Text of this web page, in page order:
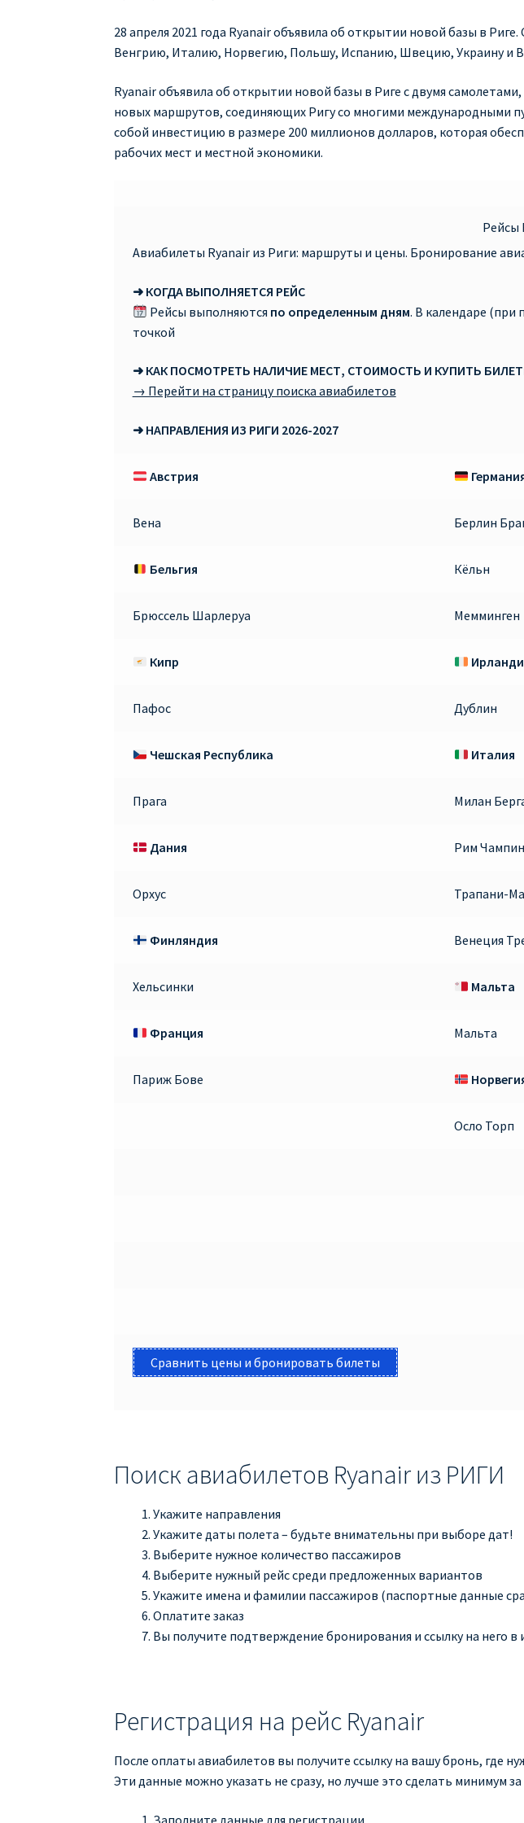
28 апреля 2021 года Ryanair объявила об открытии новой базы в
Венгрию, Италию, Норвегию, Польшу, Испанию, Швецию, Украину и
Ryanair объявила об открытии новой базы в Риге с двумя
новых маршрутов, соединяющих Ригу со многими международными
собой инвестицию в размере 200 миллионов долларов, которая
рабочих мест и местной экономики.
Рейсы
Авиабилеты Ryanair из Риги: маршруты и цены. Бронирование
➜ КОГДА ВЫПОЛНЯЕТСЯ РЕЙС
Рейсы выполняются по определенным дням. В календаре (при
точкой
➜ КАК ПОСМОТРЕТЬ НАЛИЧИЕ МЕСТ, СТОИМОСТЬ И КУПИТЬ
→ Перейти на страницу поиска авиабилетов
➜ НАПРАВЛЕНИЯ ИЗ РИГИ 2026-2027
Австрия
Вена Берлин
Бельгия Кёльн
Брюссель Шарлеруа Мемминген
Кипр
Пафос Дублин
Чешская Республика Италия
Прага Милан
Дания Рим
Орхус Трапани-
Финляндия Венеция
Хельсинки Мальта
Франция Мальта
Париж Бове
Осло Торп
Сравнить цены и бронировать билеты
Поиск авиабилетов Ryanair из РИГИ
Укажите направления
Укажите даты полета – будьте внимательны при выборе дат!
Выберите нужное количество пассажиров
Выберите нужный рейс среди предложенных вариантов
Укажите имена и фамилии пассажиров (паспортные данные
Оплатите заказ
Вы получите подтверждение бронирования и ссылку на него в
Регистрация на рейс Ryanair
После оплаты авиабилетов вы получите ссылку на вашу бронь, где
Эти данные можно указать не сразу, но лучше это сделать минимум